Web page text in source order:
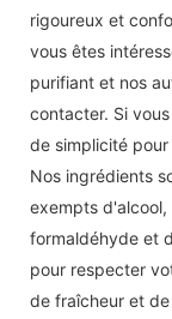
rigoureux et
vous êtes
purifiant et nos
contacter. Si
de simplicité
Nos ingrédients
exempts
formaldéhyde et
pour respecter
de fraîcheur et